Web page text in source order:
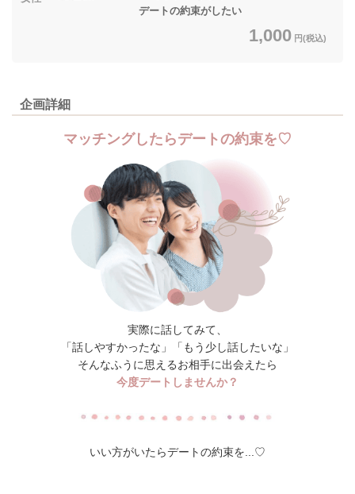
デートの約束がしたい
1,000 円(税込)
企画詳細
マッチングしたらデートの約束を♡
実際に話してみて、
「話しやすかったな」「もう少し話したいな」
そんなふうに思えるお相手に出会えたら
今度デートしませんか？
いい方がいたらデートの約束を...♡